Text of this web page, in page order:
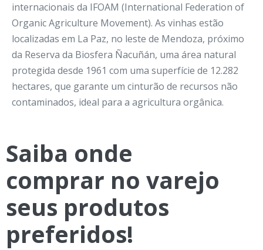
internacionais da IFOAM (International Federation of
Organic Agriculture Movement). As vinhas estão
localizadas em La Paz, no leste de Mendoza, próximo
da Reserva da Biosfera Ñacuñán, uma área natural
protegida desde 1961 com uma superfície de 12.282
hectares, que garante um cinturão de recursos não
contaminados, ideal para a agricultura orgânica.
Saiba onde
comprar no varejo
seus produtos
preferidos!